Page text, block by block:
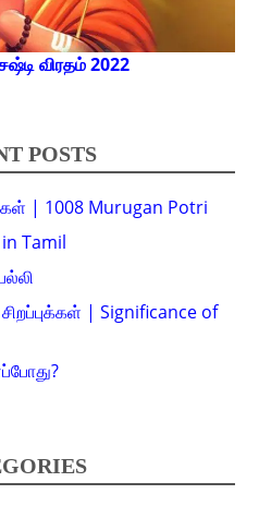
விரதம் 2022
POSTS
| 1008 Murugan Potri
Tamil
| Significance of